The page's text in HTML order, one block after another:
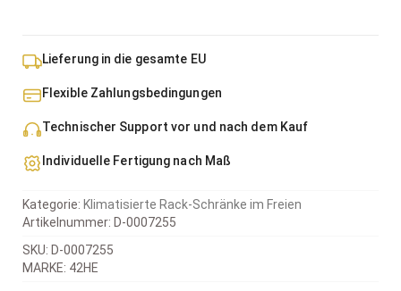
SKU: D-0007255
MARKE: 42HE
Lieferung in die gesamte EU
Flexible Zahlungsbedingungen
Technischer Support vor und nach dem Kauf
Individuelle Fertigung nach Maß
Artikelnummer: D-0007255
Kategorie: Klimatisierte Rack-Schränke im Freien